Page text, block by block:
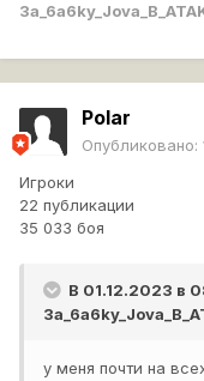
Polar
Опубликовано:
Игроки
22 публикации
35 033 боя
В 01.12.2023 в
у меня почти на